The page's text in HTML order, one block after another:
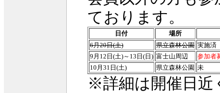
ております。
日付
場所
6月20日(土)
県立森林公園 実施済
9月12日(土)～13日(日) 富士山周辺
参加者
10月31日(土)
県立森林公園 未
※詳細は開催日近